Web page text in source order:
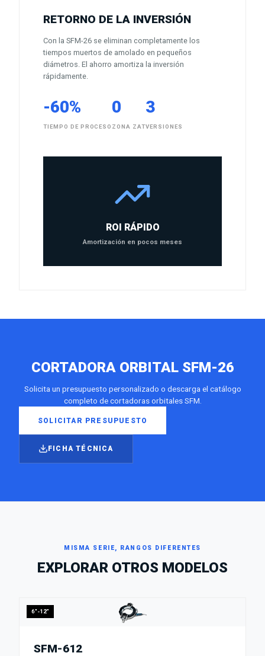
RETORNO DE LA INVERSIÓN
Con la SFM-26 se eliminan completamente los
tiempos muertos de amolado en pequeños
diámetros. El ahorro amortiza la inversión
rápidamente.
-60%
TIEMPO DE PROCESO
0
ZONA ZAT
3
VERSIONES
ROI RÁPIDO
Amortización en pocos meses
CORTADORA ORBITAL SFM-26
Solicita un presupuesto personalizado o descarga el catálogo
completo de cortadoras orbitales SFM.
SOLICITAR PRESUPUESTO
FICHA TÉCNICA
MISMA SERIE, RANGOS DIFERENTES
EXPLORAR OTROS MODELOS
6"-12"
SFM-612